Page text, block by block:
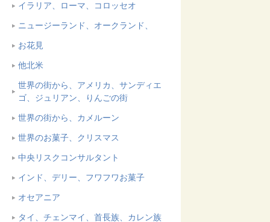
イラリア、ローマ、コロッセオ
ニュージーランド、オークランド、
お花見
他北米
世界の街から、アメリカ、サンディエ
ゴ、ジュリアン、りんごの街
世界の街から、カメルーン
世界のお菓子、クリスマス
中央リスクコンサルタント
インド、デリー、フワフワお菓子
オセアニア
タイ、チェンマイ、首長族、カレン族